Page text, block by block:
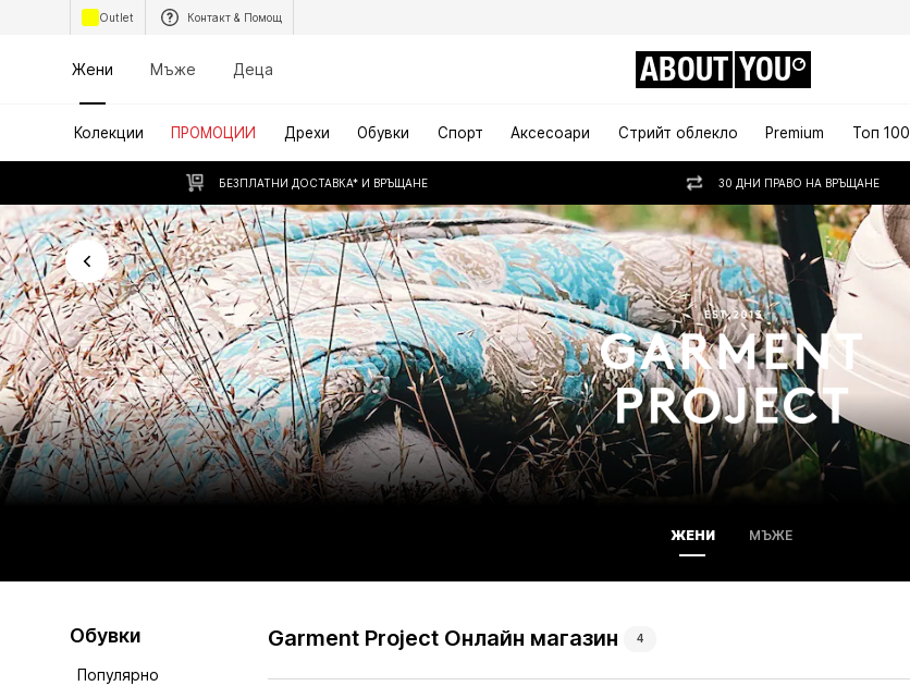
Outlet Контакт & Помощ
Жени Мъже Деца ABOUT YOU
Колекции ПРОМОЦИИ Дрехи Обувки Спорт Аксесоари Стрийт облекло Premium Топ 100
БЕЗПЛАТНИ ДОСТАВКА* И ВРЪЩАНЕ 30 ДНИ ПРАВО НА ВРЪЩАНЕ
ЖЕНИ МЪЖЕ
Обувки
Популярно
Garment Project Онлайн магазин 4